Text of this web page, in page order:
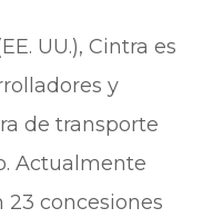
UU.), Cintra es
y
de transporte
Actualmente
23 concesiones